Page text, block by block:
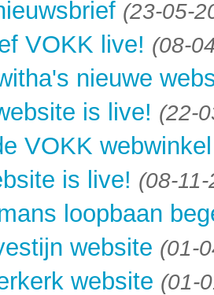
(23-05-
VOKK live! (08-
nieuwe
is live! (22-
VOKK webwinkel
is live! (08-
loopbaan
website (01-
website (01-